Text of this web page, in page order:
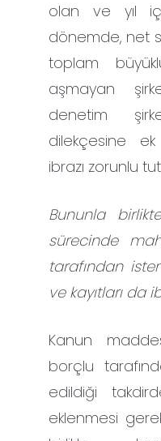
olan ve yıl
dönemde, net
toplam
aşmayan
denetim
dilekçesine
ibrazı zorunlu
Bununla
sürecinde
tarafından
ve kayıtları da
Kanun
borçlu
edildiği
eklenmesi